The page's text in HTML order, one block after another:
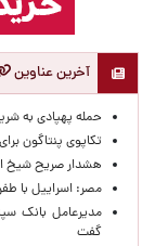
آخرین عناوین
حمله پهپادی به
تکاپوی پنتاگون
هشدار صریح شیخ
مصر: اسراییل با
مدیرعامل بانک
گفت